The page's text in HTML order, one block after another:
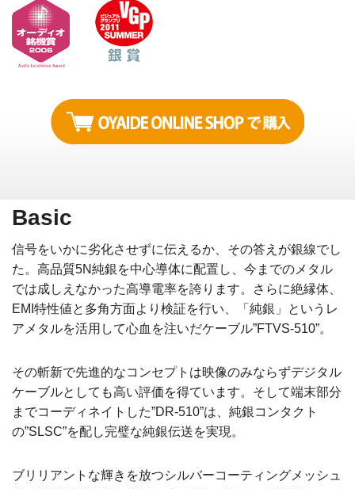
Basic
信号をいかに劣化させずに伝えるか、その答えが銀線でし
た。高品質5N純銀を中心導体に配置し、今までのメタル
では成しえなかった高導電率を誇ります。さらに絶縁体、
EMI特性値と多角方面より検証を行い、「純銀」というレ
アメタルを活用して心血を注いだケーブル”FTVS-510”。
その斬新で先進的なコンセプトは映像のみならずデジタル
ケーブルとしても高い評価を得ています。そして端末部分
までコーディネイトした”DR-510”は、純銀コンタクト
の”SLSC”を配し完璧な純銀伝送を実現。
ブリリアントな輝きを放つシルバーコーティングメッシュ